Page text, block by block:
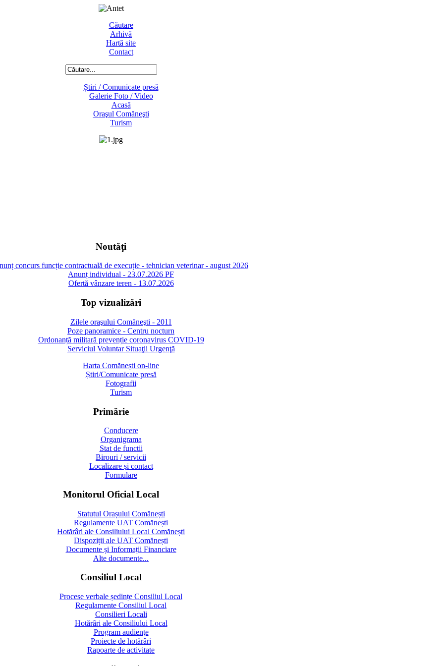
Căutare
Arhivă
Hartă site
Contact
Știri / Comunicate presă
Galerie Foto / Video
Acasă
Oraşul Comăneşti
Turism
Noutăţi
concurs funcție contractuală de execuție - tehnician veterinar - august 2026
Anunț individual - 23.07.2026 PF
Ofertă vânzare teren - 13.07.2026
Top vizualizări
Zilele oraşului Comăneşti - 2011
Poze panoramice - Centru nocturn
Ordonanță militară prevenție coronavirus COVID-19
Serviciul Voluntar Situaţii Urgenţă
Harta Comănești on-line
Știri/Comunicate presă
Fotografii
Turism
Primărie
Conducere
Organigrama
Stat de functii
Birouri / servicii
Localizare şi contact
Formulare
Monitorul Oficial Local
Statutul Orașului Comănești
Regulamente UAT Comănești
Hotărâri ale Consiliului Local Comănești
Dispoziții ale UAT Comănești
Documente și Informații Financiare
Alte documente...
Consiliul Local
Procese verbale ședințe Consiliul Local
Regulamente Consiliul Local
Consilieri Locali
Hotărâri ale Consiliului Local
Program audienţe
Proiecte de hotărâri
Rapoarte de activitate